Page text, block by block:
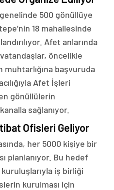
500 gönüllüye
18 mahallesinde
Afet anlarında
öncelikle
başvuruda
Afet İşleri
gönüllülerin
sağlanıyor.
Ofisleri Geliyor
her 5000 kişiye bir
planlanıyor. Bu hedef
iş birliği
kurulması için